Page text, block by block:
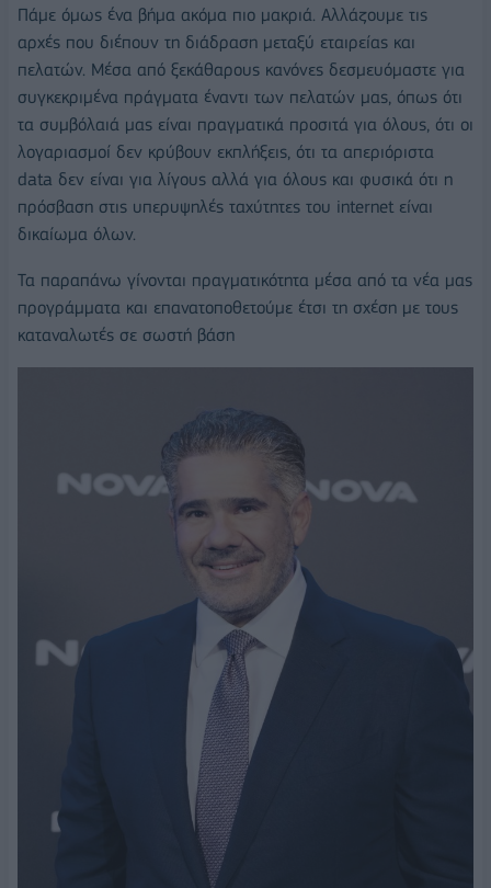
Πάμε όμως ένα βήμα ακόμα πιο μακριά. Αλλάζουμε τις
αρχές που διέπουν τη διάδραση μεταξύ εταιρείας και
πελατών. Μέσα από ξεκάθαρους κανόνες δεσμευόμαστε για
συγκεκριμένα πράγματα έναντι των πελατών μας, όπως ότι
τα συμβόλαιά μας είναι πραγματικά προσιτά για όλους, ότι οι
λογαριασμοί δεν κρύβουν εκπλήξεις, ότι τα απεριόριστα
data δεν είναι για λίγους αλλά για όλους και φυσικά ότι η
πρόσβαση στις υπερυψηλές ταχύτητες του internet είναι
δικαίωμα όλων.
Τα παραπάνω γίνονται πραγματικότητα μέσα από τα νέα μας
προγράμματα και επανατοποθετούμε έτσι τη σχέση με τους
καταναλωτές σε σωστή βάση